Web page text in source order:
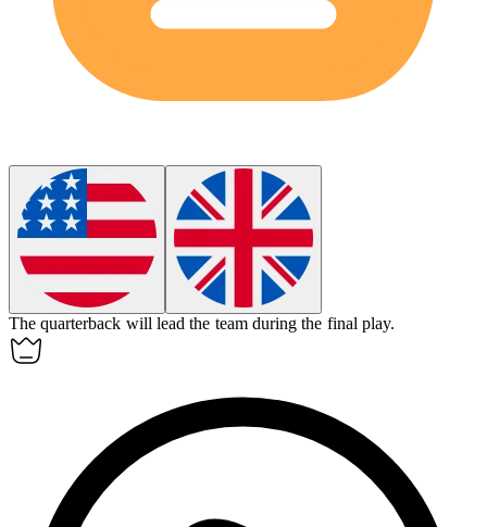
The quarterback will lead the team during the final play.